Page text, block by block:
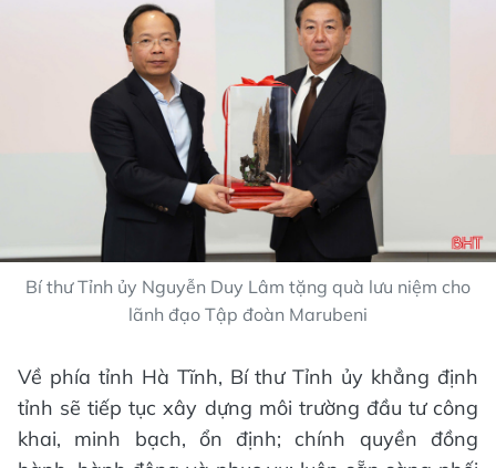
Bí thư Tỉnh ủy Nguyễn Duy Lâm tặng quà lưu niệm cho
lãnh đạo Tập đoàn Marubeni
Về phía tỉnh Hà Tĩnh, Bí thư Tỉnh ủy khẳng định
tỉnh sẽ tiếp tục xây dựng môi trường đầu tư công
khai, minh bạch, ổn định; chính quyền đồng